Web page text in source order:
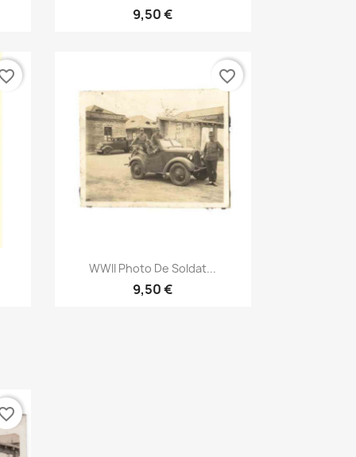
9,50 €
Aperçu rapide
WWII Photo De Soldat...
9,50 €
favorite_border